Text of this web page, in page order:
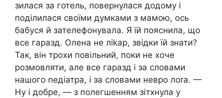
зилася за готель, повернулася додому і
поділилася своїми думками з мамою, ось
бабуся й зателефонувала. Я їй пояснила, що
все гаразд. Олена не ліkар, звідки їй знати?
Так, він трохи повільний, поки не хоче
розмовляти, але все гаразд і за словами
нашого nедіатра, і за словами невро лоrа. —
Ну і добре, — з полегшенням зітхнула у